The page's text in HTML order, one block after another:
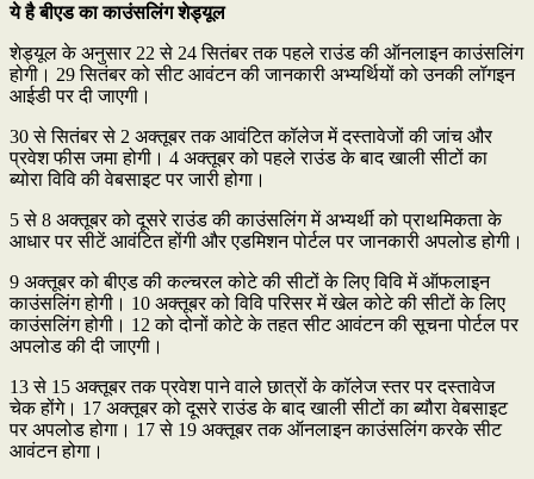
ये है बीएड का काउंसलिंग शेड्यूल
शेड्यूल के अनुसार 22 से 24 सितंबर तक पहले राउंड की ऑनलाइन काउंसलिंग
होगी। 29 सितंबर को सीट आवंटन की जानकारी अभ्यर्थियों को उनकी लॉगइन
आईडी पर दी जाएगी।
30 से सितंबर से 2 अक्तूबर तक आवंटित कॉलेज में दस्तावेजों की जांच और
प्रवेश फीस जमा होगी। 4 अक्तूबर को पहले राउंड के बाद खाली सीटों का
ब्योरा विवि की वेबसाइट पर जारी होगा।
5 से 8 अक्तूबर को दूसरे राउंड की काउंसलिंग में अभ्यर्थी को प्राथमिकता के
आधार पर सीटें आवंटित होंगी और एडमिशन पोर्टल पर जानकारी अपलोड होगी।
9 अक्तूबर को बीएड की कल्चरल कोटे की सीटों के लिए विवि में ऑफलाइन
काउंसलिंग होगी। 10 अक्तूबर को विवि परिसर में खेल कोटे की सीटों के लिए
काउंसलिंग होगी। 12 को दोनों कोटे के तहत सीट आवंटन की सूचना पोर्टल पर
अपलोड की दी जाएगी।
13 से 15 अक्तूबर तक प्रवेश पाने वाले छात्रों के कॉलेज स्तर पर दस्तावेज
चेक होंगे। 17 अक्तूबर को दूसरे राउंड के बाद खाली सीटों का ब्यौरा वेबसाइट
पर अपलोड होगा। 17 से 19 अक्तूबर तक ऑनलाइन काउंसलिंग करके सीट
आवंटन होगा।